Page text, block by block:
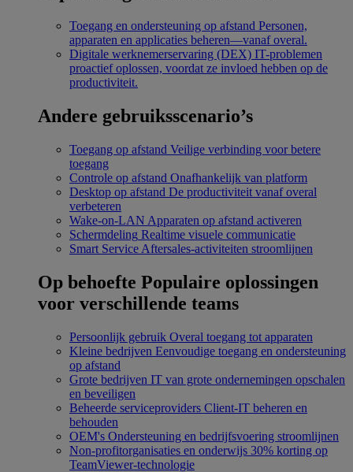
Toegang en ondersteuning op afstand Personen,
apparaten en applicaties beheren—vanaf overal.
Digitale werknemerservaring (DEX) IT-problemen
proactief oplossen, voordat ze invloed hebben op de
productiviteit.
Andere gebruiksscenario’s
Toegang op afstand Veilige verbinding voor betere
toegang
Controle op afstand Onafhankelijk van platform
Desktop op afstand De productiviteit vanaf overal
verbeteren
Wake-on-LAN Apparaten op afstand activeren
Schermdeling Realtime visuele communicatie
Smart Service Aftersales-activiteiten stroomlijnen
Op behoefte Populaire oplossingen
voor verschillende teams
Persoonlijk gebruik Overal toegang tot apparaten
Kleine bedrijven Eenvoudige toegang en ondersteuning
op afstand
Grote bedrijven IT van grote ondernemingen opschalen
en beveiligen
Beheerde serviceproviders Client-IT beheren en
behouden
OEM's Ondersteuning en bedrijfsvoering stroomlijnen
Non-profitorganisaties en onderwijs 30% korting op
TeamViewer-technologie